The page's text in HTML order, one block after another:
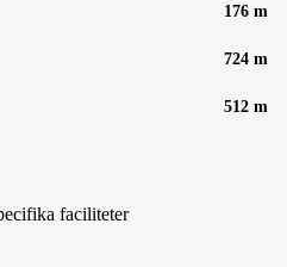
176 m
724 m
512 m
faciliteter